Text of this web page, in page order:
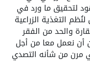
لتحقيق ما ورد في
التغذية الزراعية
والحد من الفقر
أن نعمل معا من أجل
مرن من شأنه التصدي